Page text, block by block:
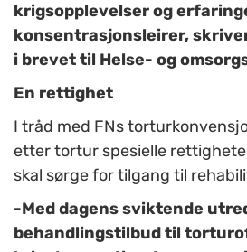
krigsopplevelser og
konsentrasjonsleirer,
i brevet til Helse- og
En rettighet
I tråd med FNs
etter tortur spesielle
skal sørge for tilgang til
-Med dagens sviktende
behandlingstilbud til